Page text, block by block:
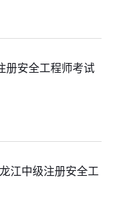
册安全工程师考试
江中级注册安全工